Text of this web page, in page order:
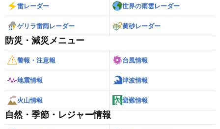
雷レーダー 世界の雨雲レーダー
ゲリラ雷雨レーダー 黄砂レーダー
防災・減災メニュー
警報・注意報 台風情報
地震情報 津波情報
火山情報 避難情報
自然・季節・レジャー情報